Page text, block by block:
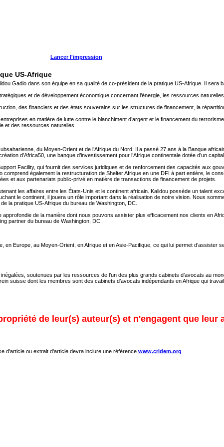
Lancer l'impression
US-Afrique
Gadio dans son équipe en sa qualité de co-président de la pratique US-Afrique. Il sera
et de développement économique concernant l’énergie, les ressources
des financiers et des états souverains sur les structures de financement, la
en matière de lutte contre le blanchiment d’argent et le financement du
et des ressources naturelles.
du Moyen-Orient et de l’Afrique du Nord. Il a passé 27 ans à la Banque
d’Africa50, une banque d’investissement pour l’Afrique continentale dotée d’un
Facility, qui fournit des services juridiques et de renforcement des capacités aux
comprend également la restructuration de Shelter Afrique en une DFI à part entière, le
et aux partenariats public-privé en matière de transactions de financement de projets.
les affaires entre les États-Unis et le continent africain. Kalidou possède un talent
le continent, il jouera un rôle important dans la réalisation de notre vision. Nous
la pratique US-Afrique du bureau de Washington, DC.
de la manière dont nous pouvons assister plus efficacement nos clients en
partner du bureau de Washington, DC.
Europe, au Moyen-Orient, en Afrique et en Asie-Pacifique, ce qui lui permet d’assister
soutenues par les ressources de l’un des plus grands cabinets d’avocats au
suisse dont les membres sont des cabinets d’avocats indépendants en Afrique qui
de leur(s) auteur(s) et n'engagent que
d'article ou extrait d'article devra inclure une référence www.cridem.org